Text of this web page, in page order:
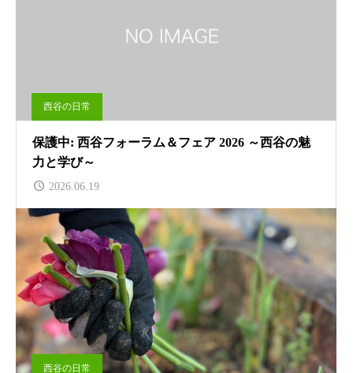
西谷の日常
保護中: 西谷フォーラム＆フェア 2026 ～西谷の魅
力と学び～
2026.06.19
西谷の日常